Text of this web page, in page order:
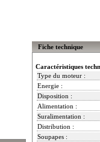
Fiche technique
Caractéristiques
Type du moteur :
Energie :
Disposition :
Alimentation :
Suralimentation :
Distribution :
Soupapes :